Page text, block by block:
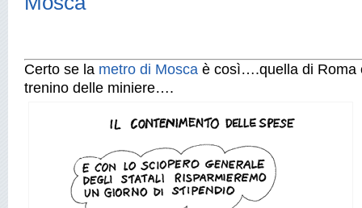
Certo se la metro di Mosca è così….quella di Roma
trenino delle miniere….